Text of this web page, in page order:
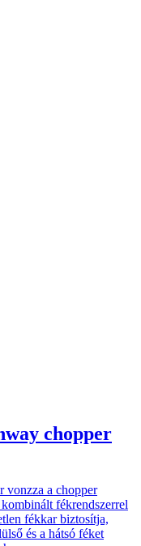
chopper
vonzza a chopper
fékrendszerrel
fékkar biztosítja,
és a hátsó féket